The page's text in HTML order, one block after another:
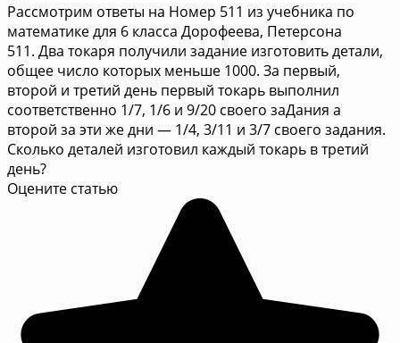
Рассмотрим ответы на Номер 511 из учебника по
математике для 6 класса Дорофеева, Петерсона
511. Два токаря получили задание изготовить детали,
общее число которых меньше 1000. За первый,
второй и третий день первый токарь выполнил
соответственно 1/7, 1/6 и 9/20 своего заДания а
второй за эти же дни — 1/4, 3/11 и 3/7 своего задания.
Сколько деталей изготовил каждый токарь в третий
день?
Оцените статью